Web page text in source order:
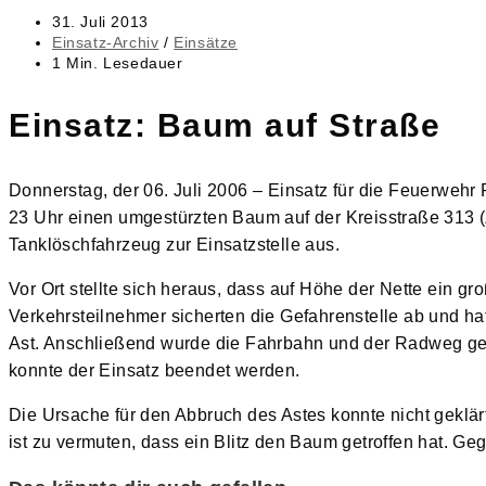
Beitrag
veröffentlicht:
31. Juli 2013
Beitrags-
Kategorie:
Einsatz-Archiv / Einsätze
Lesedauer:
1 Min. Lesedauer
Einsatz: Baum auf Straße
Donnerstag, der 06. Juli 2006 – Einsatz für die
23 Uhr einen umgestürzten Baum auf der Kreisstraße
Tanklöschfahrzeug zur Einsatzstelle aus.
Vor Ort stellte sich heraus, dass auf Höhe der Nette ein
Verkehrsteilnehmer sicherten die Gefahrenstelle ab und
Ast. Anschließend wurde die Fahrbahn und der Radweg
konnte der Einsatz beendet werden.
Die Ursache für den Abbruch des Astes konnte nicht
ist zu vermuten, dass ein Blitz den Baum getroffen hat.